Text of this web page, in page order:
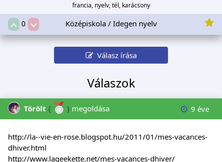
francia, nyelv, tél, karácsony
0 Középiskola / Idegen nyelv
Válasz írása
Válaszok
Törölt { } megoldása 9 éve
http://la--vie-en-rose.blogspot.hu/2011/01/mes-vacances-
dhiver.html
http://www.lageekette.net/mes-vacances-dhiver/